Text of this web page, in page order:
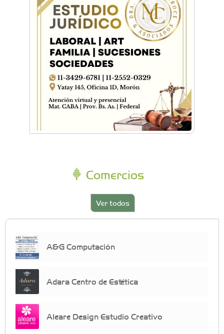
Comercios
Ver todos
A&G Computación
Adara Centro de Estética
Aleare Design Estudio Creativo